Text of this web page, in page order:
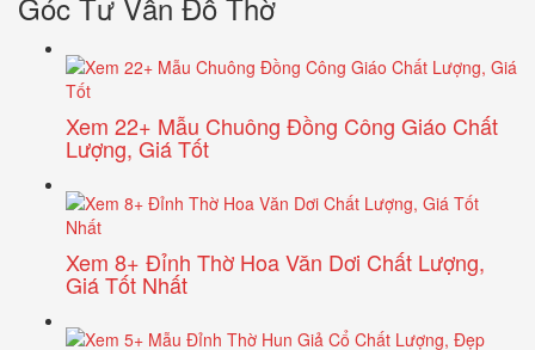
Xem 22+ Mẫu Chuông Đồng Công Giáo Chất
Lượng, Giá Tốt
Xem 8+ Đỉnh Thờ Hoa Văn Dơi Chất Lượng,
Giá Tốt Nhất